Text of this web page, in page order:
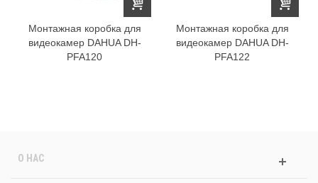
Монтажная коробка для
видеокамер DAHUA DH-
PFA120
Монтажная коробка для
видеокамер DAHUA DH-
PFA122
О НАС